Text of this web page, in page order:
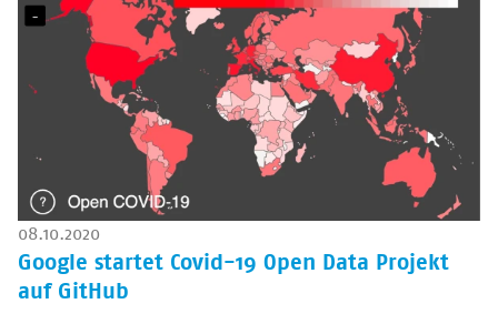
08.10.2020
Google startet Covid-19 Open Data Projekt
auf GitHub